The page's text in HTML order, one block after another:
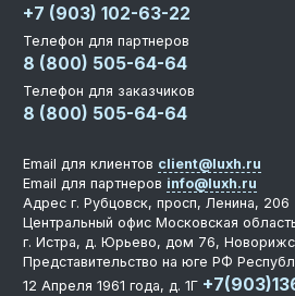
+7 (903) 102-63-22
Телефон для партнеров
8 (800) 505-64-64
Телефон для заказчиков
8 (800) 505-64-64
Email для клиентов client@luxh.ru
Email для партнеров info@luxh.ru
Адрес г. Рубцовск, просп, Ленина, 206
Центральный офис Московская
г. Истра, д. Юрьево, дом 76,
Представительство на юге РФ
12 Апреля 1961 года, д. 1Г